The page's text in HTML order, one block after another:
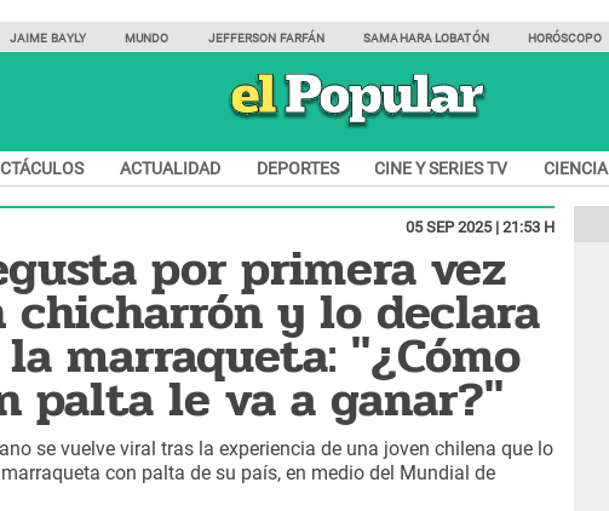
JAIME BAYLY MUNDO JEFFERSON FARFÁN SAMAHARA LOBATÓN HORÓSCOPO
ACTUALIDAD DEPORTES CINE Y SERIES TV CIENCIA
05 SEP 2025 | 21:53 H
por primera vez
chicharrón y lo declara
marraqueta: "¿Cómo
palta le va a ganar?"
se vuelve viral tras la experiencia de una joven chilena que lo
con palta de su país, en medio del Mundial de